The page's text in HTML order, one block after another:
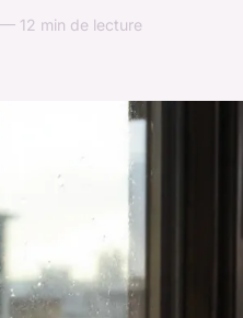
12 min de lecture